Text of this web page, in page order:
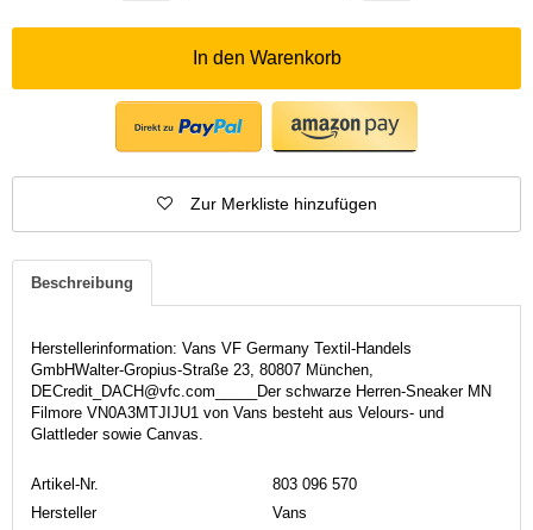
In den Warenkorb
Zur Merkliste hinzufügen
Beschreibung
Herstellerinformation: Vans VF Germany Textil-Handels
GmbHWalter-Gropius-Straße 23, 80807 München,
DECredit_DACH@vfc.com_____Der schwarze Herren-Sneaker MN
Filmore VN0A3MTJIJU1 von Vans besteht aus Velours- und
Glattleder sowie Canvas.
Artikel-Nr.
803 096 570
Hersteller
Vans